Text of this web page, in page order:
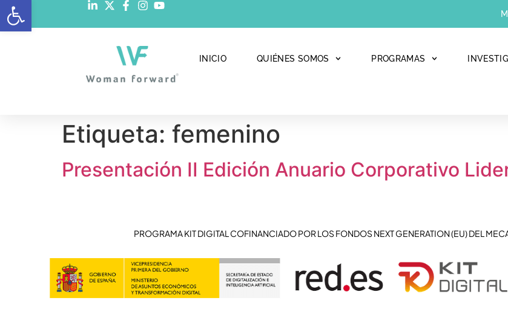
Abrir barra de herramientas
INICIO QUIÉNES SOMOS PROGRAMAS
Etiqueta: femenino
Presentación II Edición Anuario Corporativo
PROGRAMA KIT DIGITAL COFINANCIADO POR LOS FONDOS NEXT GENERATION (EU) DEL